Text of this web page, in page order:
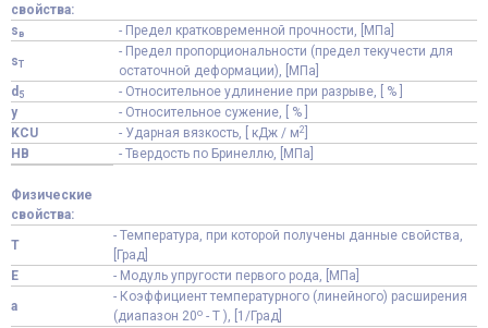
свойства:
sв
- Предел кратковременной прочности, [МПа]
sT
- Предел пропорциональности (предел текучести для
остаточной деформации), [МПа]
d 5
- Относительное удлинение при разрыве, [ % ]
y
- Относительное сужение, [ % ]
KCU
- Ударная вязкость, [ кДж / м2
HB
- Твердость по Бринеллю, [МПа]
Физические
свойства:
T
- Температура, при которой получены данные свойства,
[Град]
E
- Модуль упругости первого рода, [МПа]
a
- Коэффициент температурного (линейного) расширения
(диапазон 20o - T ), [1/Град]